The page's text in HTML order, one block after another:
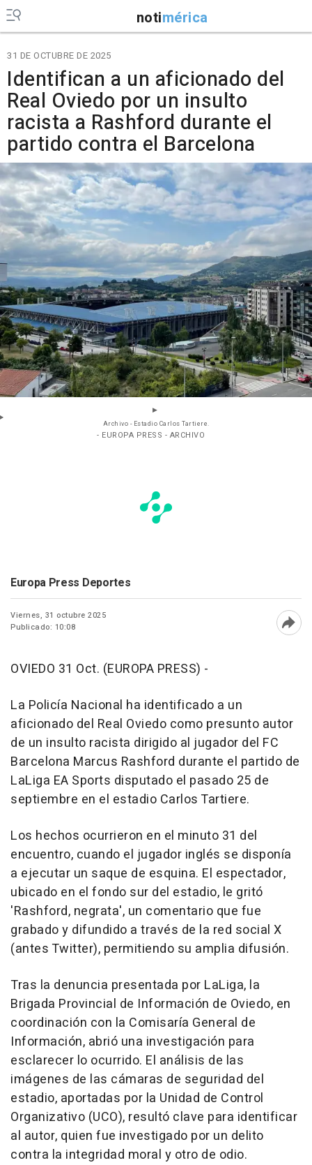
notimérica
31 DE OCTUBRE DE 2025
Identifican a un aficionado del
Real Oviedo por un insulto
racista a Rashford durante el
partido contra el Barcelona
Archivo - Estadio Carlos Tartiere.
- EUROPA PRESS - ARCHIVO
Europa Press Deportes
Viernes, 31 octubre 2025
Publicado: 10:08
OVIEDO 31 Oct. (EUROPA PRESS) -
La Policía Nacional ha identificado a un
aficionado del Real Oviedo como presunto autor
de un insulto racista dirigido al jugador del FC
Barcelona Marcus Rashford durante el partido de
LaLiga EA Sports disputado el pasado 25 de
septiembre en el estadio Carlos Tartiere.
Los hechos ocurrieron en el minuto 31 del
encuentro, cuando el jugador inglés se disponía
a ejecutar un saque de esquina. El espectador,
ubicado en el fondo sur del estadio, le gritó
'Rashford, negrata', un comentario que fue
grabado y difundido a través de la red social X
(antes Twitter), permitiendo su amplia difusión.
Tras la denuncia presentada por LaLiga, la
Brigada Provincial de Información de Oviedo, en
coordinación con la Comisaría General de
Información, abrió una investigación para
esclarecer lo ocurrido. El análisis de las
imágenes de las cámaras de seguridad del
estadio, aportadas por la Unidad de Control
Organizativo (UCO), resultó clave para identificar
al autor, quien fue investigado por un delito
contra la integridad moral y otro de odio.